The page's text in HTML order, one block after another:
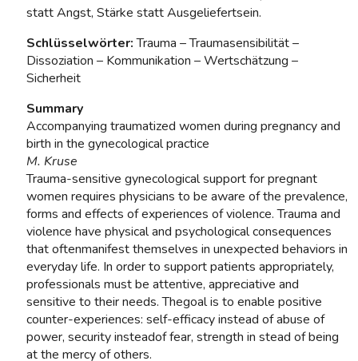
statt Angst, Stärke statt Ausgeliefertsein.
Schlüsselwörter:Trauma – Traumasensibilität –
Dissoziation – Kommunikation – Wertschätzung –
Sicherheit
Summary
Accompanying traumatized women during pregnancy and
birth in the gynecological practice
M. Kruse
Trauma-sensitive gynecological support for pregnant
women requires physicians to be aware of the prevalence,
forms and effects of experiences of violence. Trauma and
violence have physical and psychological consequences
that oftenmanifest themselves in unexpected behaviors in
everyday life. In order to support patients appropriately,
professionals must be attentive, appreciative and
sensitive to their needs. Thegoal is to enable positive
counter-experiences: self-efficacy instead of abuse of
power, security insteadof fear, strength in stead of being
at the mercy of others.